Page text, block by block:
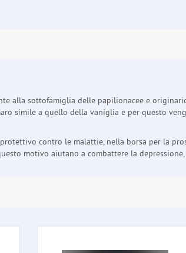
alla sottofamiglia delle papilionacee e
simile a quello della vaniglia e per questo
contro le malattie, nella borsa per la
motivo aiutano a combattere la